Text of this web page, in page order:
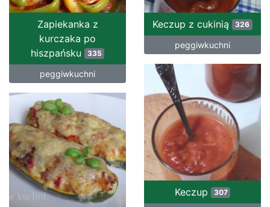
Zapiekanka z
kurczaka po
hiszpańsku
335
peggiwkuchni
Keczup z cukinią 326
peggiwkuchni
Keczup 307